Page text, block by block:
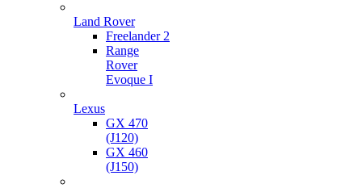
Land Rover
Freelander 2
Range
Rover
Evoque I
Lexus
GX 470
(J120)
GX 460
(J150)